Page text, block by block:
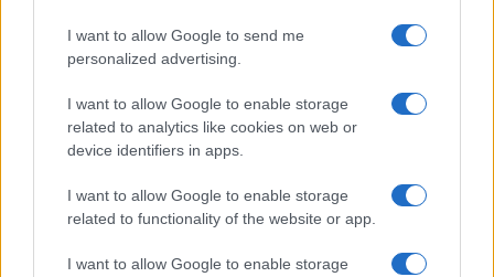
I want to allow Google to send me
personalized advertising.
I want to allow Google to enable storage
related to analytics like cookies on web or
device identifiers in apps.
I want to allow Google to enable storage
related to functionality of the website or app.
I want to allow Google to enable storage
Embora várias criptomoedas, como Dogecoin (DOGE) e
envolvidas em vários esquemas obscuros, a rede do
para os hackers causar problemas de segurança cibernética.
A menor suscetibilidade do LTC à fraude continuará a
e uso, o que refletirá positivamente em sua avaliação de